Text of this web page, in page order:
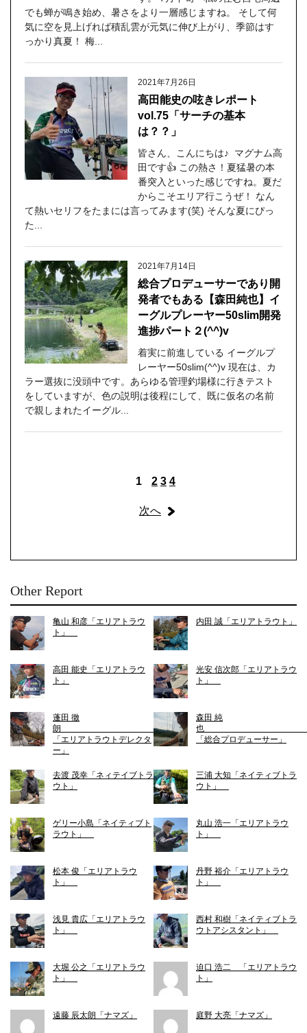
でも蝉が鳴き始め、暑さをより一層感じますね。 そして何
気に空を見上げれば積乱雲が元気に伸び上がり、季節はす
っかり真夏！ 梅...
2021年7月26日
高田能史の呟きレポート
vol.75「サーチの基本
は？？」
皆さん、こんにちは♪ マグナム高
田です👍 この熱さ！夏猛暑の本
番突入といった感じですね。夏だ
からこそエリア行こうぜ！ なん
て熱いセリフをたまには言ってみます(笑) そんな夏にぴっ
た...
2021年7月14日
総合プロデューサーであり開
発者でもある【森田純也】イ
ーグルプレーヤー50slim開発
進捗パート２(^^)v
着実に前進している イーグルプ
レーヤー50slim(^^)v 現在は、カ
ラー選抜に没頭中です。あらゆる管理釣場様に行きテスト
をしていますが、色の説明は後程にして、既に仮名の名前
で親しまれたイーグル...
1 2 3 4
次へ
Other Report
亀山 和彦「エリアトラウ
ト」
内田 誠「エリアトラウト」
高田 能史「エリアトラウ
ト」
光安 信次郎「エリアトラウ
ト」
蓬田 徹
朗
「エリアトラウトデレクタ
ー」
森田 純
「総合プロデューサー」
去渡 茂幸「ネィテイブトラ
ウト」
三浦 大知「ネイティブトラ
ウト」
ゲリー小島「ネイティブト
ラウト」
丸山 浩一「エリアトラウ
ト」
松本 俊「エリアトラウ
ト」
丹野 裕介「エリアトラウ
ト」
浅見 貴広「エリアトラウ
ト」
西村 和樹「ネイティブトラ
ウトアシスタント」
大堀 公之「エリアトラウ
ト」
迫口 浩二 「エリアトラウ
ト」
遠藤 辰太朗「ナマズ」 庭野 大亮「ナマズ」